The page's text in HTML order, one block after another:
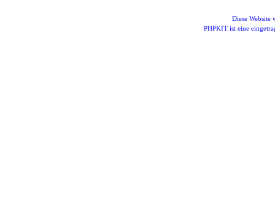
Diese Website
PHPKIT ist eine